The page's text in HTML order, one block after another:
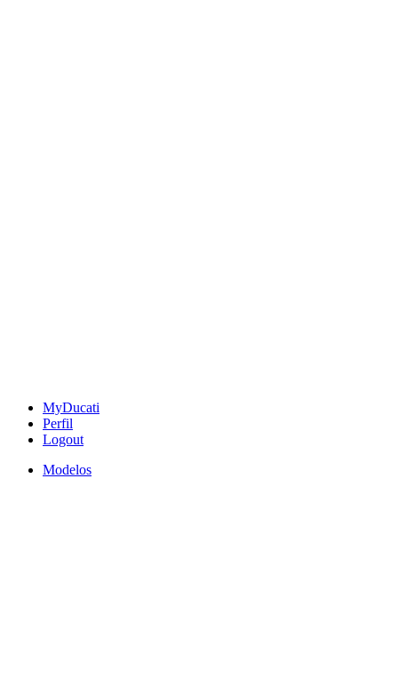
MyDucati
Perfil
Logout
Modelos